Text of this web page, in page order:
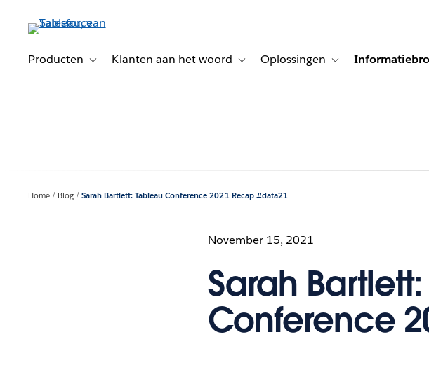
Producten
Toggle sub-navigation for Producten
Klanten aan het woord Toggle sub-navigation for Klanten aan het
Oplossingen Toggle sub-navigation
Home Blog Sarah Bartlett: Tableau Conference 2021 Recap #data21
November 15, 2021
Sarah
Conference